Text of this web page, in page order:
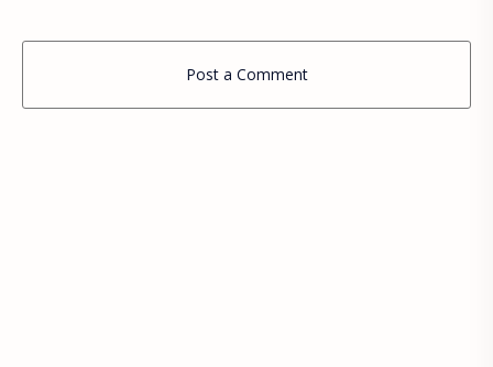
Post a Comment